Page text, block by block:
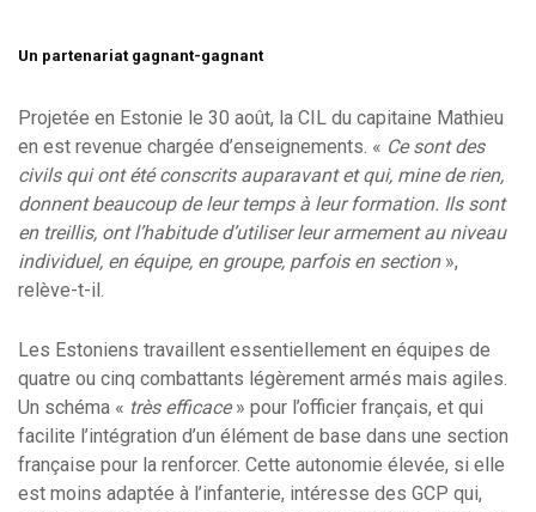
Un partenariat gagnant-gagnant
Projetée en Estonie le 30 août, la CIL du capitaine Mathieu
en est revenue chargée d’enseignements. « Ce sont des
civils qui ont été conscrits auparavant et qui, mine de rien,
donnent beaucoup de leur temps à leur formation. Ils sont
en treillis, ont l’habitude d’utiliser leur armement au niveau
individuel, en équipe, en groupe, parfois en section»,
relève-t-il.
Les Estoniens travaillent essentiellement en équipes de
quatre ou cinq combattants légèrement armés mais agiles.
Un schéma « très efficace» pour l’officier français, et qui
facilite l’intégration d’un élément de base dans une section
française pour la renforcer. Cette autonomie élevée, si elle
est moins adaptée à l’infanterie, intéresse des GCP qui,